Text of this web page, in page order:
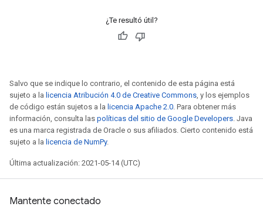
¿Te resultó útil?
Salvo que se indique lo contrario, el contenido de esta página está
sujeto a la licencia Atribución 4.0 de Creative Commons, y los ejemplos
de código están sujetos a la licencia Apache 2.0. Para obtener más
información, consulta las políticas del sitio de Google Developers. Java
es una marca registrada de Oracle o sus afiliados. Cierto contenido está
sujeto a la licencia de NumPy.
Última actualización: 2021-05-14 (UTC)
Mantente conectado